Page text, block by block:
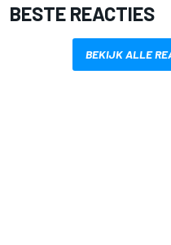
BESTE REACTIES
BEKIJK ALLE